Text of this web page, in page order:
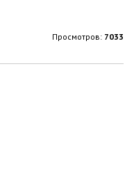
Просмотров: 7033